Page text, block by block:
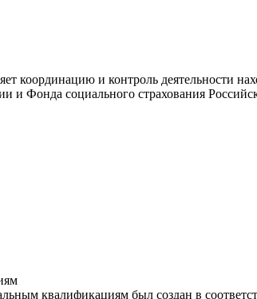
координацию и контроль деятельности
и Фонда социального страхования
квалификациям был создан в